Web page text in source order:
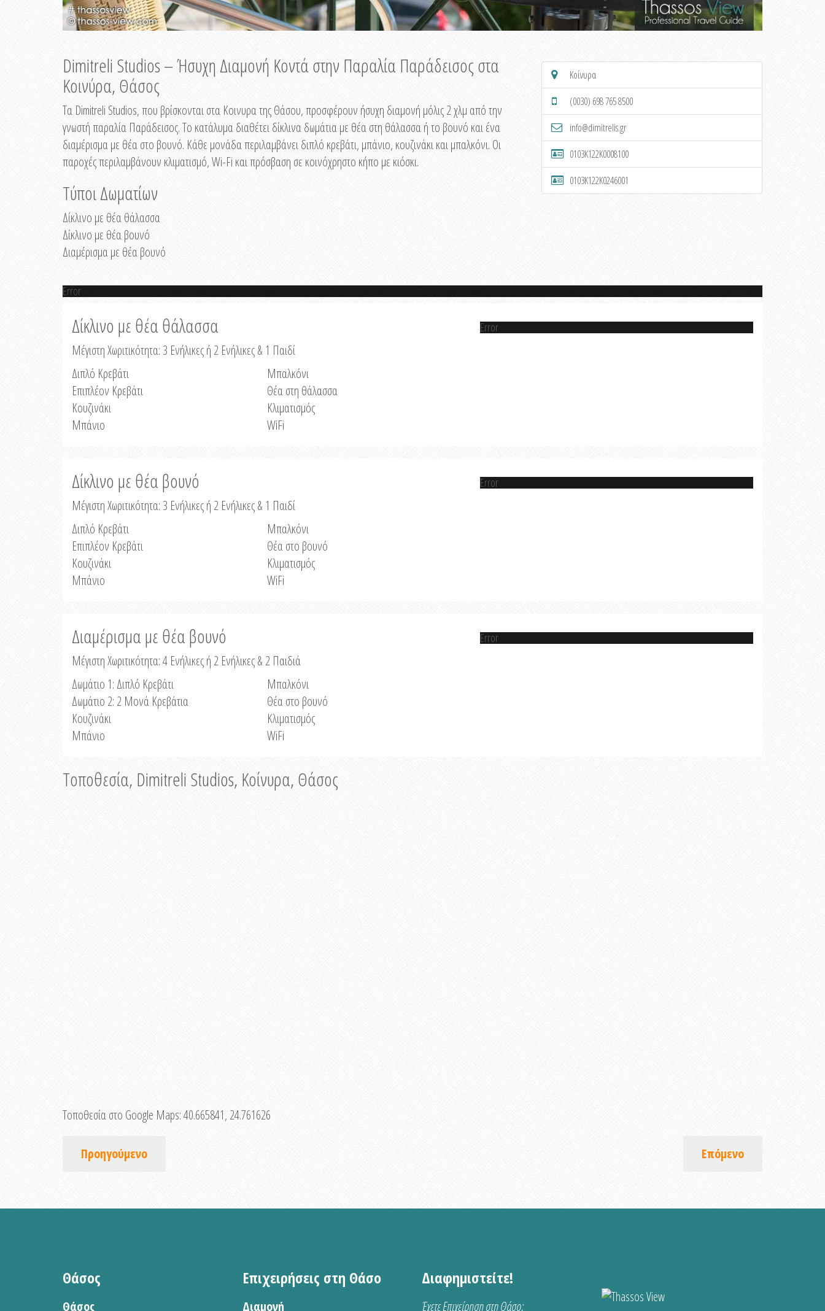
Dimitreli Studios – Ήσυχη Διαμονή Κοντά στην Παραλία Παράδεισος στα
Κοινύρα, Θάσος
Τα Dimitreli Studios, που βρίσκονται στα Κοινυρα της Θάσου, προσφέρουν ήσυχη διαμονή μόλις 2 χλμ από την
γνωστή παραλία Παράδεισος. Το κατάλυμα διαθέτει δίκλινα δωμάτια με θέα στη θάλασσα ή το βουνό και ένα
διαμέρισμα με θέα στο βουνό. Κάθε μονάδα περιλαμβάνει διπλό κρεβάτι, μπάνιο, κουζινάκι και μπαλκόνι. Οι
παροχές περιλαμβάνουν κλιματισμό, Wi-Fi και πρόσβαση σε κοινόχρηστο κήπο με κιόσκι.
Τύποι Δωματίων
Δίκλινο με θέα θάλασσα
Δίκλινο με θέα βουνό
Διαμέρισμα με θέα βουνό
Κοίνυρα
(0030) 698 765 8500
info@dimitrelis.gr
0103K122K0008100
0103K122K0246001
Error
Δίκλινο με θέα θάλασσα
Μέγιστη Χωριτικότητα: 3 Ενήλικες ή 2 Ενήλικες & 1 Παιδί
Διπλό Κρεβάτι
Επιπλέον Κρεβάτι
Κουζινάκι
Μπάνιο
Μπαλκόνι
Θέα στη θάλασσα
Κλιματισμός
WiFi
Error
Δίκλινο με θέα βουνό
Μέγιστη Χωριτικότητα: 3 Ενήλικες ή 2 Ενήλικες & 1 Παιδί
Διπλό Κρεβάτι
Επιπλέον Κρεβάτι
Κουζινάκι
Μπάνιο
Μπαλκόνι
Θέα στο βουνό
Κλιματισμός
WiFi
Error
Διαμέρισμα με θέα βουνό
Μέγιστη Χωριτικότητα: 4 Ενήλικες ή 2 Ενήλικες & 2 Παιδιά
Δωμάτιο 1: Διπλό Κρεβάτι
Δωμάτιο 2: 2 Μονά Κρεβάτια
Κουζινάκι
Μπάνιο
Μπαλκόνι
Θέα στο βουνό
Κλιματισμός
WiFi
Error
Τοποθεσία, Dimitreli Studios, Κοίνυρα, Θάσος
Τοποθεσία στο Google Maps:40.665841, 24.761626
Προηγούμενο Επόμενο
Θάσος
Θάσος
Επιχειρήσεις στη Θάσο
Διαμονή
Διαφημιστείτε!
Έχετε Επιχείρηση στη Θάσο;